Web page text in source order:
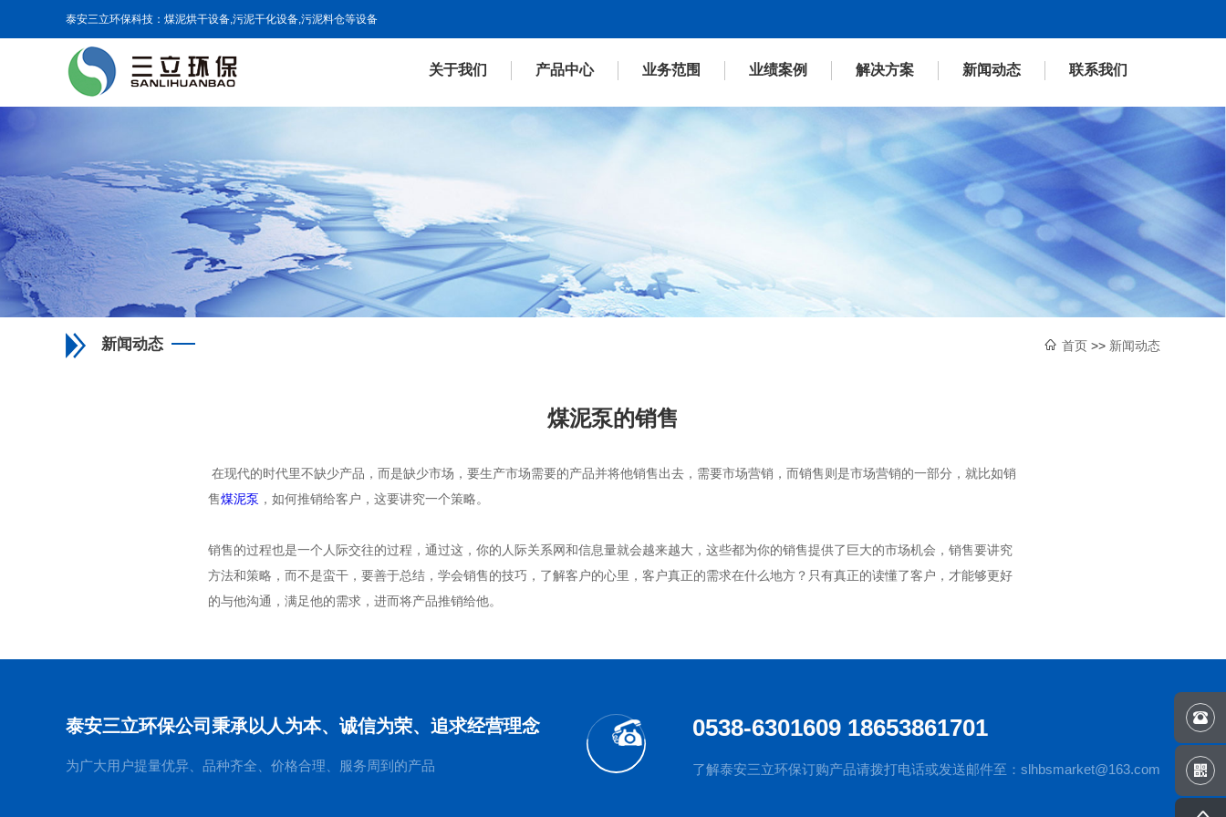
泰安三立环保科技：煤泥烘干设备,污泥干化设备,污泥料仓等设备
关于我们 产品中心 业务范围 业绩案例 解决方案 新闻动态 联系我们
 首页 >> 新闻动态
新闻动态
煤泥泵的销售
在现代的时代里不缺少产品，而是缺少市场，要生产市场需要的产品并将他销售出去，需要市场营销，而销售则是市场营销的一部分，就比如销
售煤泥泵 ，如何推销给客户，这要讲究一个策略。
销售的过程也是一个人际交往的过程，通过这，你的人际关系网和信息量就会越来越大，这些都为你的销售提供了巨大的市场机会，销售要讲究
方法和策略，而不是蛮干，要善于总结，学会销售的技巧，了解客户的心里，客户真正的需求在什么地方？只有真正的读懂了客户，才能够更好
的与他沟通，满足他的需求，进而将产品推销给他。
泰安三立环保公司秉承以人为本、诚信为荣、追求经营理念
为广大用户提量优异、品种齐全、价格合理、服务周到的产品
0538-6301609 18653861701
了解泰安三立环保订购产品请拨打电话或发送邮件至：slhbsmarket@163.com

